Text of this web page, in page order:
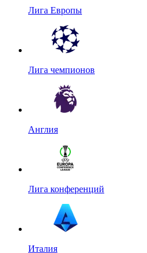
Лига Европы
Лига чемпионов
Англия
Лига конференций
Италия